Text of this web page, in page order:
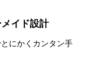
イド設計
とにかくカンタン手